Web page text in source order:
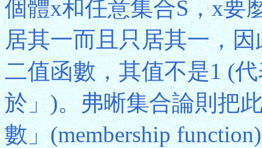
個體x和任意集合S，x要
居其一而且只居其一，
二值函數，其值不是1 (
於」)。弗晰集合論則把
數」(membership